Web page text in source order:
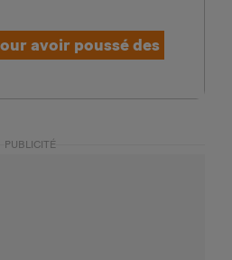
avoir poussé des
PUBLICITÉ